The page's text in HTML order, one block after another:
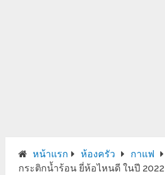
หน้าแรก ห้องครัว
กาแฟ
กระติกน้ำร้อน ยี่ห้อไหนดี ในปี 2022